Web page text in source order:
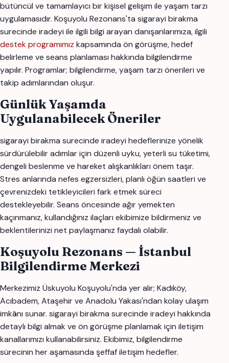
bütüncül ve tamamlayıcı bir kişisel gelişim ile yaşam tarzı
uygulamasıdır. Koşuyolu Rezonans'ta sigarayi birakma
surecinde iradeyi ile ilgili bilgi arayan danışanlarımıza, ilgili
destek programımız kapsamında ön görüşme, hedef
belirleme ve seans planlaması hakkında bilgilendirme
yapılır. Programlar; bilgilendirme, yaşam tarzı önerileri ve
takip adımlarından oluşur.
Günlük Yaşamda
Uygulanabilecek Öneriler
sigarayi birakma surecinde iradeyi hedeflerinize yönelik
sürdürülebilir adımlar için düzenli uyku, yeterli su tüketimi,
dengeli beslenme ve hareket alışkanlıkları önem taşır.
Stres anlarında nefes egzersizleri, planlı öğün saatleri ve
çevrenizdeki tetikleyicileri fark etmek süreci
destekleyebilir. Seans öncesinde ağır yemekten
kaçınmanız, kullandığınız ilaçları ekibimize bildirmeniz ve
beklentilerinizi net paylaşmanız faydalı olabilir.
Koşuyolu Rezonans — İstanbul
Bilgilendirme Merkezi
Merkezimiz Üskuyolu Koşuyolu'nda yer alır; Kadıköy,
Acıbadem, Ataşehir ve Anadolu Yakası'ndan kolay ulaşım
imkânı sunar. sigarayi birakma surecinde iradeyi hakkında
detaylı bilgi almak ve ön görüşme planlamak için iletişim
kanallarımızı kullanabilirsiniz. Ekibimiz, bilgilendirme
sürecinin her aşamasında şeffaf iletişim hedefler.